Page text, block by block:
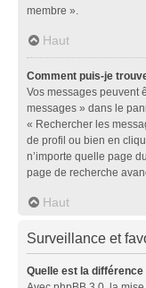
membre ».
Haut
Comment puis-je
Vos messages peuvent
messages » dans le
« Rechercher les
de profil ou bien en
n’importe quelle page
page de recherche
Haut
Surveillance et
Quelle est la